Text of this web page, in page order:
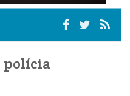
polícia